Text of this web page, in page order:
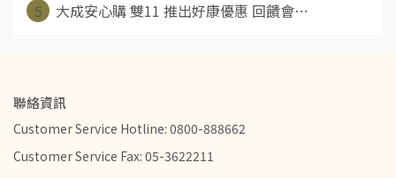
5
大成安心購 雙11 推出好康優惠 回饋會⋯
聯絡資訊
Customer Service Hotline: 0800-888662
Customer Service Fax: 05-3622211